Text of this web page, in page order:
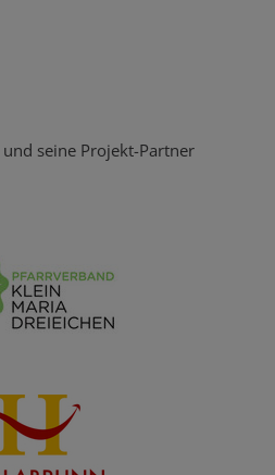
seine Projekt-Partner